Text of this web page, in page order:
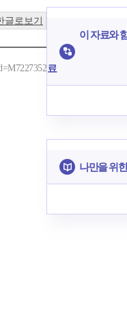
글로보기
이 자료와
료
나만을 위